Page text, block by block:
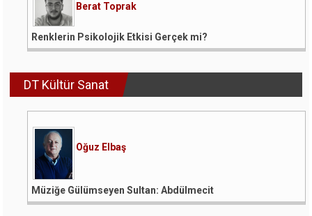
Berat Toprak
Renklerin Psikolojik Etkisi Gerçek mi?
DT Kültür Sanat
Oğuz Elbaş
Müziğe Gülümseyen Sultan: Abdülmecit